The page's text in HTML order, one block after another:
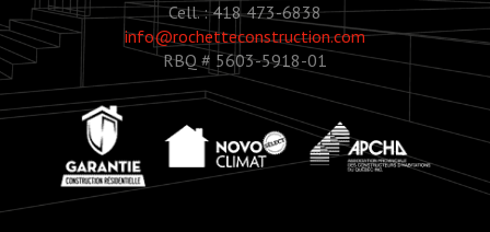
Cell. : 418 473-6838
info@rochetteconstruction.com
RBQ # 5603-5918-01